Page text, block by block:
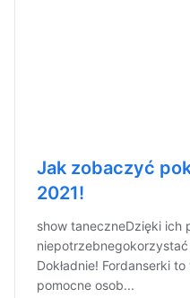
Jak zobaczyć
2021!
show taneczneDzięki ich
niepotrzebnegokorzystać
Dokładnie! Fordanserki
pomocne osob...